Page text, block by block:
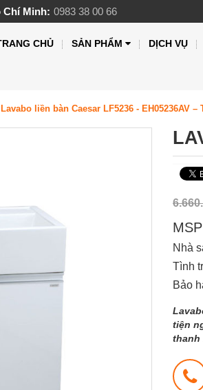
Chí Minh: 0983 38 00 66
CHỦ SẢN PHẨM DỊCH VỤ
Lavabo liền bàn Caesar LF5236 - EH05236AV
Nhà
Tình
Bảo
tiện
thanh